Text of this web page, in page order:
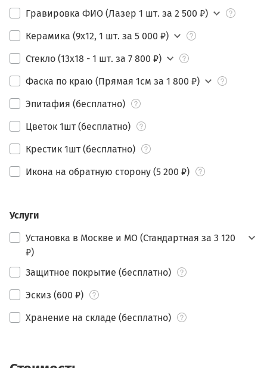
Гравировка ФИО (Лазер 1 шт. за 2 500 ₽)
Керамика (9х12, 1 шт. за 5 000 ₽)
Стекло (13х18 - 1 шт. за 7 800 ₽)
Фаска по краю (Прямая 1см за 1 800 ₽)
Эпитафия (бесплатно)
Цветок 1шт (бесплатно)
Крестик 1шт (бесплатно)
Икона на обратную сторону (5 200 ₽)
Услуги
Установка в Москве и МО (Стандартная за 3 120
₽)
Защитное покрытие (бесплатно)
Эскиз (600 ₽)
Хранение на складе (бесплатно)